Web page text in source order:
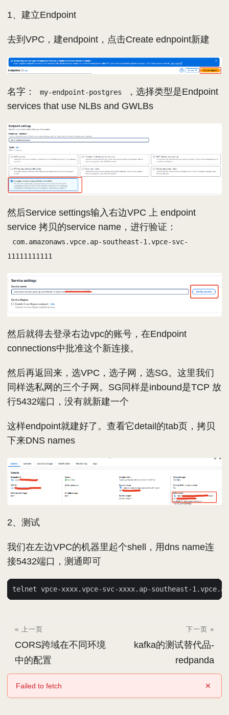
1、建立Endpoint
去到VPC，建endpoint，点击Create ednpoint新建
名字： my-endpoint-postgres
，选择类型是Endpoint
services that use NLBs and GWLBs
然后Service settings输入右边VPC 上 endpoint
service 拷贝的service name，进行验证：
com.amazonaws.vpce.ap-southeast-1.vpce-svc-
11111111111
然后就得去登录右边vpc的账号，在Endpoint
connections中批准这个新连接。
然后再返回来，选VPC，选子网，选SG。这里我们
同样选私网的三个子网。SG同样是inbound是TCP 放
行5432端口，没有就新建一个
这样endpoint就建好了。查看它detail的tab页，拷贝
下来DNS names
2、测试
我们在左边VPC的机器里起个shell，用dns name连
接5432端口，测通即可
« 上一页
CORS跨域在不同环境
中的配置
下一页 »
kafka的测试替代品-
redpanda